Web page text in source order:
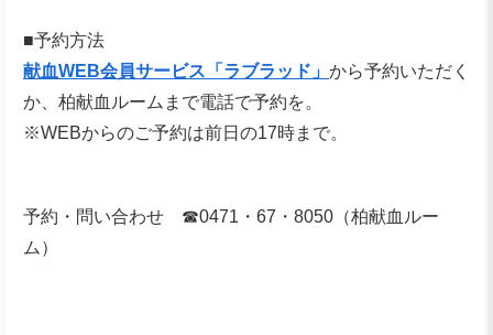
■予約方法
献血WEB会員サービス「ラブラッド」 から予約いただく
か、柏献血ルームまで電話で予約を。
※WEBからのご予約は前日の17時まで。
予約・問い合わせ ☎0471・67・8050（柏献血ルー
ム）